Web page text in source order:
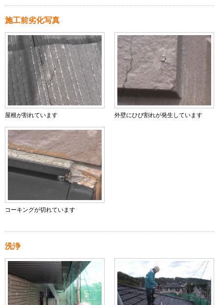
施工前劣化写真
屋根が割れています 外壁にひび割れが発生しています
コーキングが切れています
洗浄